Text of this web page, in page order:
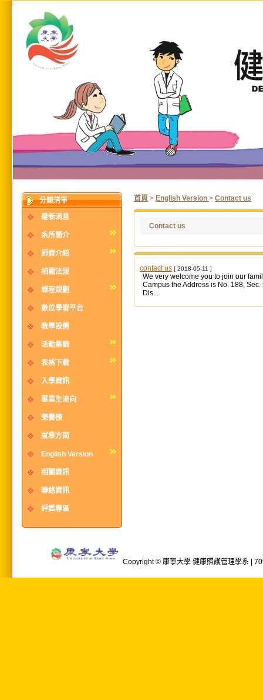
分類清單
最新消息
系所簡介
師資介紹
相關法規
課程規劃
數位學習平台
教學設備
活動集錦
表格下載
入學資訊
畢業生流向
榮譽榜
就業方面
English Version
相關資訊
聯絡資訊
評鑑專區
首頁 > English Version > Contact us
Contact us
contact us [ 2018-05-11 ]
We very welcome you to join our
Campus the Address is No. 188,
Dis...
Copyright © 康寧大學 健康照護管理學系 |